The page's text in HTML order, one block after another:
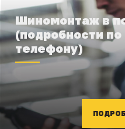
Шиномонтаж в
(подробности по
телефону)